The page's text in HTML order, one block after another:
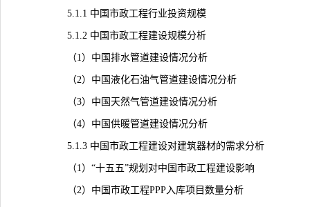
5.1.1 中国市政工程行业投资规模
5.1.2 中国市政工程建设规模分析
（1）中国排水管道建设情况分析
（2）中国液化石油气管道建设情况分析
（3）中国天然气管道建设情况分析
（4）中国供暖管道建设情况分析
5.1.3 中国市政工程建设对建筑器材的需求分析
（1）“十五五”规划对中国市政工程建设影响
（2）中国市政工程PPP入库项目数量分析